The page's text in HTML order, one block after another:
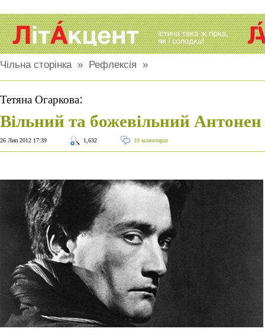
Чільна сторінка» Рефлексія »
Тетяна Огаркова:
Вільний та божевільний
26 Лип 2012 17:39 1,632 10 коментарів